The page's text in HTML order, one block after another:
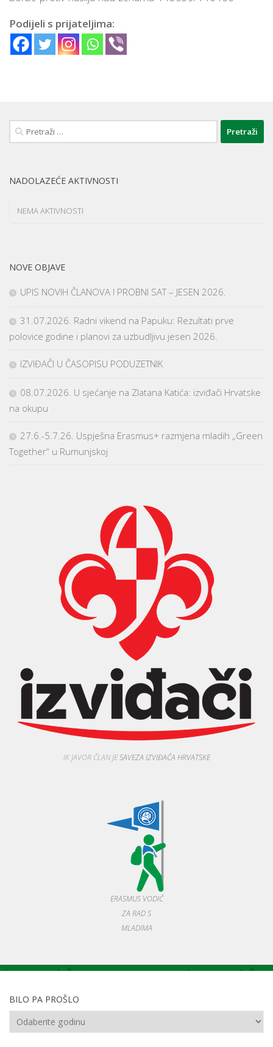
Podijeli s prijateljima:
Pretraži:
NADOLAZEĆE AKTIVNOSTI
NEMA AKTIVNOSTI
NOVE OBJAVE
UPIS NOVIH ČLANOVA I PROBNI SAT – JESEN 2026.
31.07.2026. Radni vikend na Papuku: Rezultati prve
polovice godine i planovi za uzbudljivu jesen 2026.
IZVIĐAČI U ČASOPISU PODUZETNIK
08.07.2026. U sjećanje na Zlatana Katića: izviđači Hrvatske
na okupu
27.6.-5.7.26. Uspješna Erasmus+ razmjena mladih „Green
Together“ u Rumunjskoj
IK JAVOR ČLAN JESAVEZA IZVIĐAČA HRVATSKE
ERASMUS VODIČ
ZA RAD S
MLADIMA
BILO PA PROŠLO